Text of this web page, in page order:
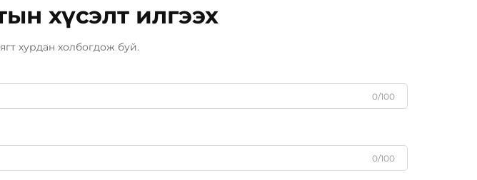
хүсэлт илгээх
хурдан холбогдож буй.
0/100
0/100